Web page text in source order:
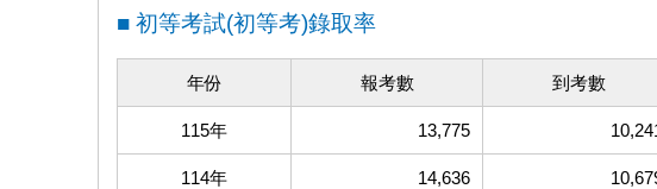
■ 初等考試(初等考)錄取率
年份 報考數 到考數
115年 13,775
114年 14,636